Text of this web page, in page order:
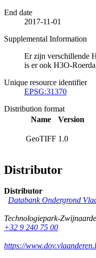
End date
2017-11-01
Supplemental Information
Er zijn verschillende
is er ook H3O-
Unique resource identifier
EPSG:31370
Distribution format
Name
Version
GeoTIFF 1.0
Distributor
Distributor
Databank Ondergrond
Technologiepark-
+32 9 240 75 00
https://